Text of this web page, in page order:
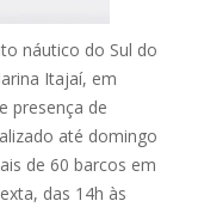
náutico do Sul do
Itajaí, em
presença de
até domingo
de 60 barcos em
das 14h às